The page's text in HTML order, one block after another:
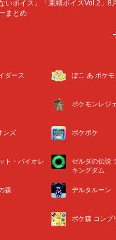
いボイス」「束縛ボイスVol.2」8
まとめ
ダース ぽこ あ ポケモ
ポケモンレジ
ンズ ポケポケ
ト・バイオレ
ゼルダの伝説
キングダム
森 デルタルーン
ポケ森 コンプ